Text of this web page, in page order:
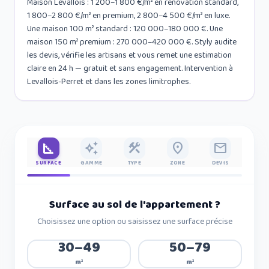
1 800–2 800 €/m² en premium, 2 800–4 500 €/m² en luxe.
Une maison 100 m² standard : 120 000–180 000 €. Une
maison 150 m² premium : 270 000–420 000 €. Styly audite
les devis, vérifie les artisans et vous remet une estimation
claire en 24 h — gratuit et sans engagement. Intervention à
Levallois-Perret et dans les zones limitrophes.
square_foot
SURFACE
auto_awesome
GAMME
construction
TYPE
place
ZONE
mail
DEVIS
Surface au sol de l'appartement?
Choisissez une option ou saisissez une surface précise
30–49
m²
50–79
m²